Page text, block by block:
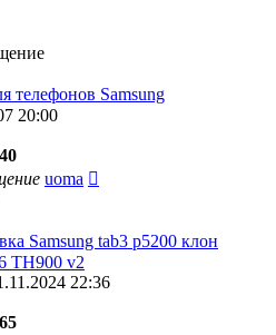
телефонов Samsung
20:00
uoma
Samsung tab3 p5200 клон
TH900 v2
22:36